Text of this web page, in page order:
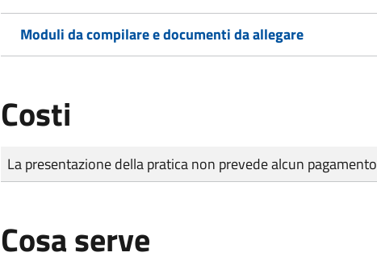
Moduli da compilare e documenti da allegare
Costi
Tipo di pagamento
Importo
La presentazione della pratica non prevede alcun pagamento
Cosa serve